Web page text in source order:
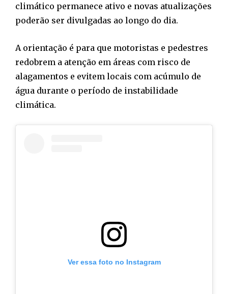
climático permanece ativo e novas atualizações
poderão ser divulgadas ao longo do dia.
A orientação é para que motoristas e pedestres
redobrem a atenção em áreas com risco de
alagamentos e evitem locais com acúmulo de
água durante o período de instabilidade
climática.
Ver essa foto no Instagram